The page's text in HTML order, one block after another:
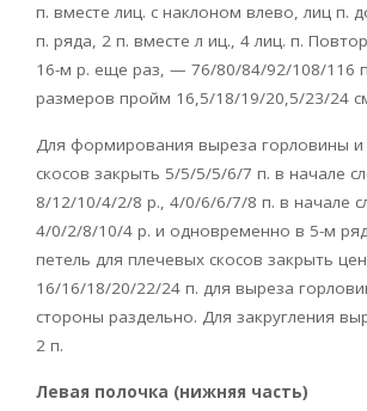
п. вместе лиц. с наклоном влево, лиц п.
п. ряда, 2 п. вместе л иц., 4 лиц. п.
16-м р. еще раз, — 76/80/84/92/108/116
размеров пройм 16,5/18/19/20,5/23/24
Для формирования выреза горловины и
скосов закрыть 5/5/5/5/6/7 п. в начале
8/12/10/4/2/8 р., 4/0/6/6/7/8 п. в начале
4/0/2/8/10/4 р. и одновременно в 5-м
петель для плечевых скосов закрыть
16/16/18/20/22/24 п. для выреза
стороны раздельно. Для закругления
2 п.
Левая полочка (нижняя часть)